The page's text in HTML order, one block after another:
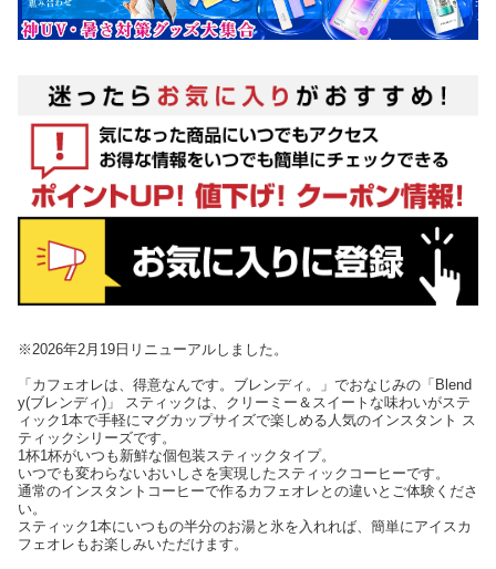
※2026年2月19日リニューアルしました。
「カフェオレは、得意なんです。ブレンディ。」でおなじみの「Blend
y(ブレンディ)」 スティックは、クリーミー＆スイートな味わいがステ
ィック1本で手軽にマグカップサイズで楽しめる人気のインスタント ス
ティックシリーズです。
1杯1杯がいつも新鮮な個包装スティックタイプ。
いつでも変わらないおいしさを実現したスティックコーヒーです。
通常のインスタントコーヒーで作るカフェオレとの違いとご体験くださ
い。
スティック1本にいつもの半分のお湯と氷を入れれば、簡単にアイスカ
フェオレもお楽しみいただけます。